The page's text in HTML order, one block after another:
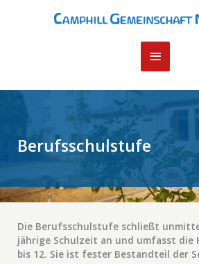
Berufsschulstufe
Die Berufsschulstufe schließt
jährige Schulzeit an und umfasst die
bis 12. Sie ist fester Bestandteil der